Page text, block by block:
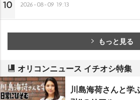
10 2026-08-09 19:13
もっと見る
オリコンニュース イチオシ特集
川島海荷さんと学